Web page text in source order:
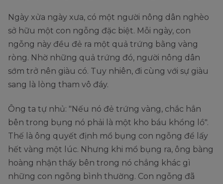
Ngày xửa ngày xưa, có một người nông dân nghèo
sở hữu một con ngỗng đặc biệt. Mỗi ngày, con
ngỗng này đều đẻ ra một quả trứng bằng vàng
ròng. Nhờ những quả trứng đó, người nông dân
sớm trở nên giàu có. Tuy nhiên, đi cùng với sự giàu
sang là lòng tham vô đáy.
Ông ta tự nhủ: "Nếu nó đẻ trứng vàng, chắc hẳn
bên trong bụng nó phải là một kho báu khổng lồ".
Thế là ông quyết định mổ bụng con ngỗng để lấy
hết vàng một lúc. Nhưng khi mổ bụng ra, ông bàng
hoàng nhận thấy bên trong nó chẳng khác gì
những con ngỗng bình thường. Con ngỗng đã